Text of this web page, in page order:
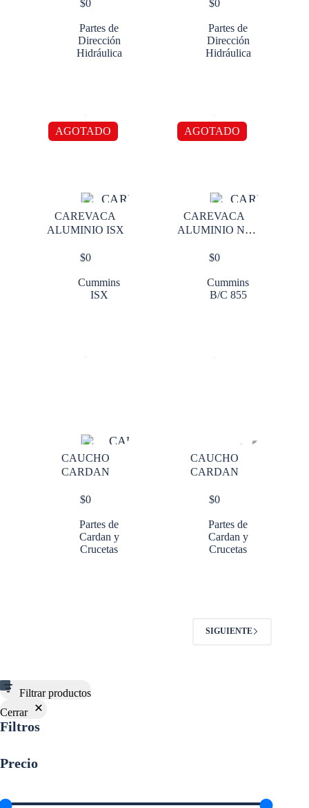
$0
Partes de
Dirección
Hidráulica
$0
Partes de
Dirección
Hidráulica
AGOTADO
CAREVACA
ALUMINIO ISX
$0
Cummins
ISX
AGOTADO
CAREVACA
ALUMINIO NT
$0
Cummins
B/C 855
CAUCHO
CARDAN
$0
Partes de
Cardan y
Crucetas
CAUCHO
CARDAN
$0
Partes de
Cardan y
Crucetas
SIGUIENTE
Filtrar productos
Cerrar
Filtros
Precio